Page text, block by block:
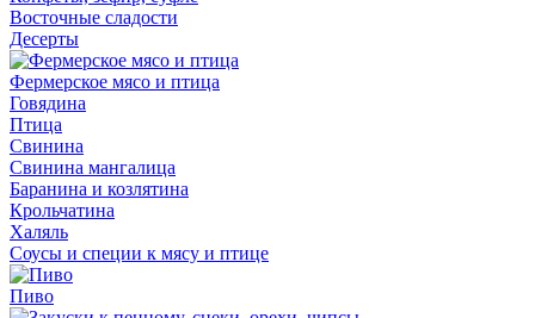
Восточные сладости
Десерты
Фермерское мясо и птица
Говядина
Птица
Свинина
Свинина мангалица
Баранина и козлятина
Крольчатина
Халяль
Соусы и специи к мясу и птице
Пиво